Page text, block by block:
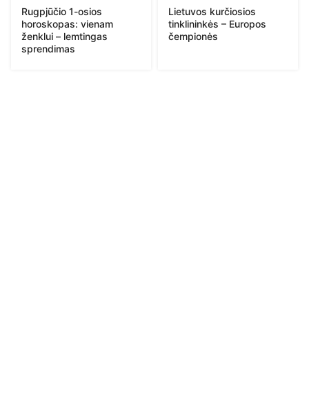
Rugpjūčio 1-osios
horoskopas: vienam
ženklui – lemtingas
sprendimas
Lietuvos kurčiosios
tinklininkės – Europos
čempionės